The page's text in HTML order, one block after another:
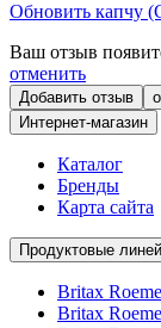
Обновить капчу
Ваш отзыв
отменить
Интернет-магазин
Каталог
Бренды
Карта сайта
Продуктовые
Britax
Britax